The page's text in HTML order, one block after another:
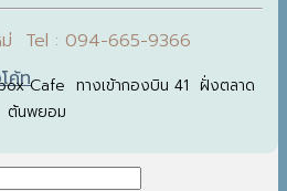
ค้ท
ม่ Tel : 094-665-9366
Cafe ทางเข้ากองบิน 41 ฝั่งตลาด
ต้นพยอม